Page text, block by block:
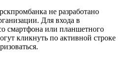
не разработано
Для входа в
смартфона или планшетного
кликнуть по активной строке